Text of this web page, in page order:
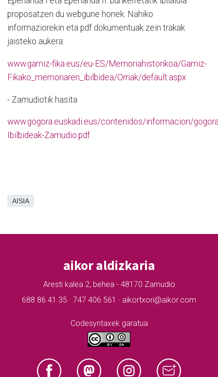
proposatzen du webgune honek. Nahiko
informaziorekin eta pdf dokumentuak zein trakak
jaisteko aukera:
www.gamiz-fika.eus/eu-ES/Memoriahistorikoa/Gamiz-
Fikako_memoriaren_ibilbidea/Orriak/default.aspx
- Zamudiotik hasita
www.gogora.euskadi.eus/contenidos/informacion/
Ibilbideak-Zamudio.pdf
AISIA
aikor aldizkaria
Aresti kalea 2, behea - 48170 Zamudio
688 86 41 35 · 747 406 561 · aikortxori@aikor.com
Codesyntaxek garatua